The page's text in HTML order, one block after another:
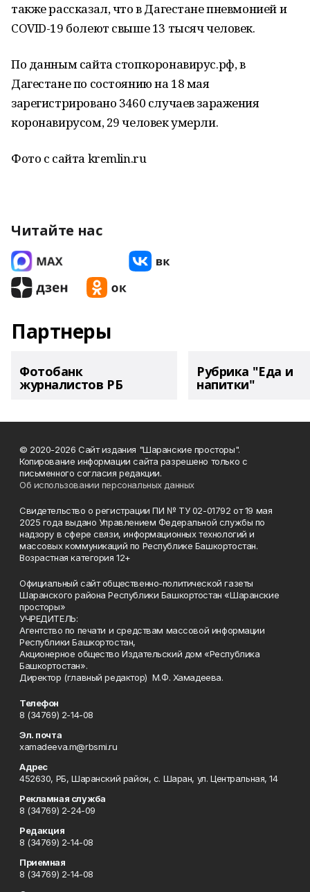
также рассказал, что в Дагестане пневмонией и
COVID-19 болеют свыше 13 тысяч человек.
По данным сайта стопкоронавирус.рф, в
Дагестане по состоянию на 18 мая
зарегистрировано 3460 случаев заражения
коронавирусом, 29 человек умерли.
Фото с сайта kremlin.ru
Читайте нас
Партнеры
Фотобанк
журналистов РБ
Рубрика "Еда и
напитки"
© 2020-2026 Сайт издания "Шаранские просторы".
Копирование информации сайта разрешено только с
письменного согласия редакции.
Об использовании персональных данных
Свидетельство о регистрации ПИ № ТУ 02-01792 от 19 мая
2025 года выдано Управлением Федеральной службы по
надзору в сфере связи, информационных технологий и
массовых коммуникаций по Республике Башкортостан.
Возрастная категория 12+
Официальный сайт общественно-политической газеты
Шаранского района Республики Башкортостан «Шаранские
просторы»
УЧРЕДИТЕЛЬ:
Агентство по печати и средствам массовой информации
Республики Башкортостан,
Акционерное общество Издательский дом «Республика
Башкортостан».
Директор (главный редактор) М.Ф. Хамадеева.
Телефон
8 (34769) 2-14-08
Эл. почта
xamadeeva.m@rbsmi.ru
Адрес
452630, РБ, Шаранский район, с. Шаран, ул. Центральная, 14
Рекламная служба
8 (34769) 2-24-09
Редакция
8 (34769) 2-14-08
Приемная
8 (34769) 2-14-08